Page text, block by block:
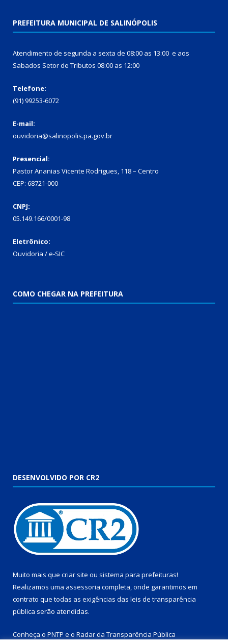
PREFEITURA MUNICIPAL DE SALINÓPOLIS
Atendimento de segunda a sexta de 08:00 as 13:00 e aos
Sabados Setor de Tributos 08:00 as 12:00
Telefone:
(91) 99253-6072
E-mail:
ouvidoria@salinopolis.pa.gov.br
Presencial:
Pastor Ananias Vicente Rodrigues, 118 – Centro
CEP: 68721-000
CNPJ:
05.149.166/0001-98
Eletrônico:
Ouvidoria / e-SIC
COMO CHEGAR NA PREFEITURA
DESENVOLVIDO POR CR2
Muito mais que criar site ou sistema para prefeituras!
Realizamos uma assessoria completa, onde garantimos em
contrato que todas as exigências das leis de transparência
pública serão atendidas.
Conheça o PNTP e o Radar da Transparência Pública